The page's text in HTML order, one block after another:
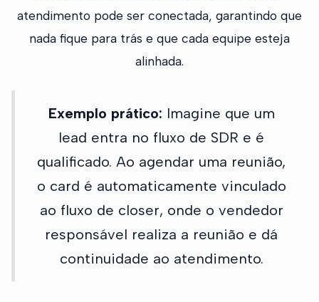
atendimento pode ser conectada, garantindo que
nada fique para trás e que cada equipe esteja
alinhada.
Exemplo prático: Imagine que um
lead entra no fluxo de SDR e é
qualificado. Ao agendar uma reunião,
o card é automaticamente vinculado
ao fluxo de closer, onde o vendedor
responsável realiza a reunião e dá
continuidade ao atendimento.